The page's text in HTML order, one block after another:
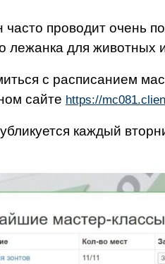
проводит очень
для животных
с расписанием
сайте https://
каждый